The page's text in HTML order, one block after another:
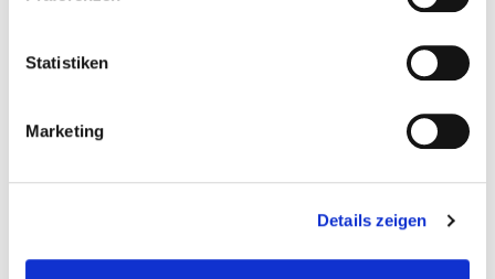
Statistiken
Marketing
Details zeigen